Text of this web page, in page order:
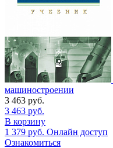
машиностроении
3 463 руб.
3 463 руб.
В корзину
1 379 руб. Онлайн доступ
Ознакомиться